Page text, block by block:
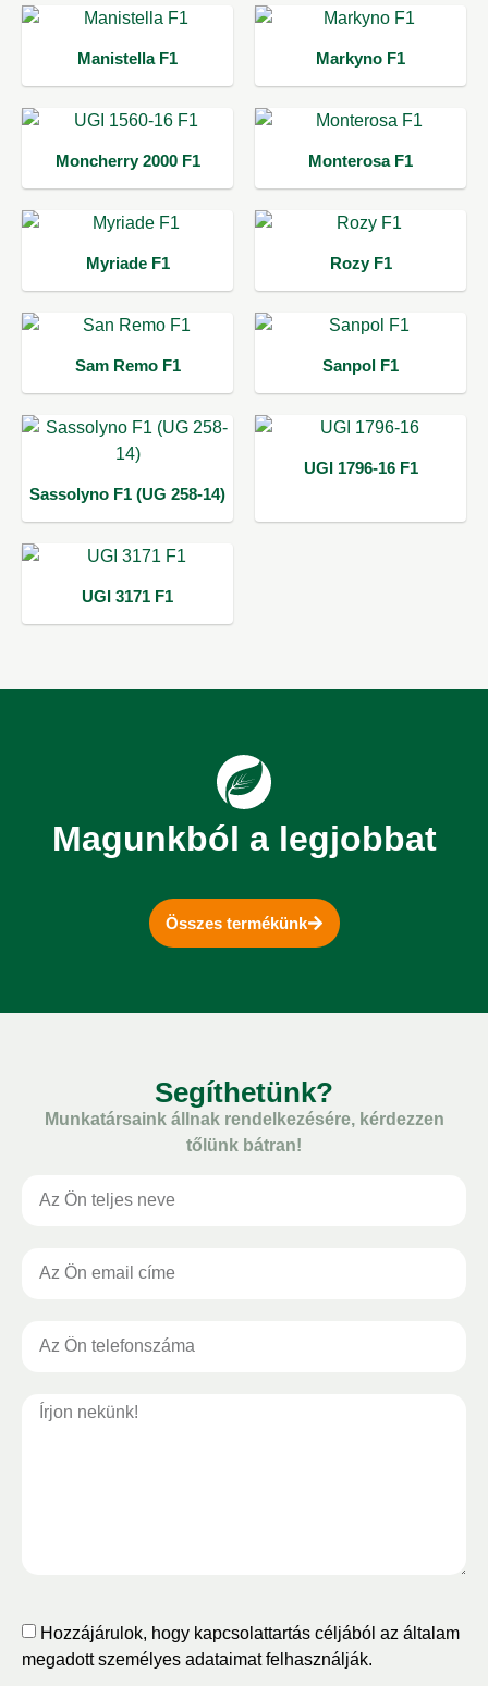
Manistella F1 Markyno F1
Moncherry 2000 F1 Monterosa F1
Myriade F1 Rozy F1
Sam Remo F1 Sanpol F1
Sassolyno F1 (UG 258-14)
UGI 1796-16 F1
UGI 3171 F1
Magunkból a legjobbat
Összes termékünk
Segíthetünk?
Munkatársaink állnak rendelkezésére, kérdezzen
tőlünk bátran!
Hozzájárulok, hogy kapcsolattartás céljából az általam
megadott személyes adataimat felhasználják.